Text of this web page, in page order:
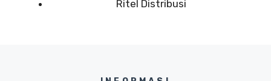
Ritel Distribusi